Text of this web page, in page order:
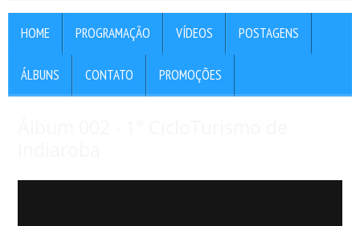
HOME PROGRAMAÇÃO VÍDEOS POSTAGENS
ÁLBUNS CONTATO PROMOÇÕES